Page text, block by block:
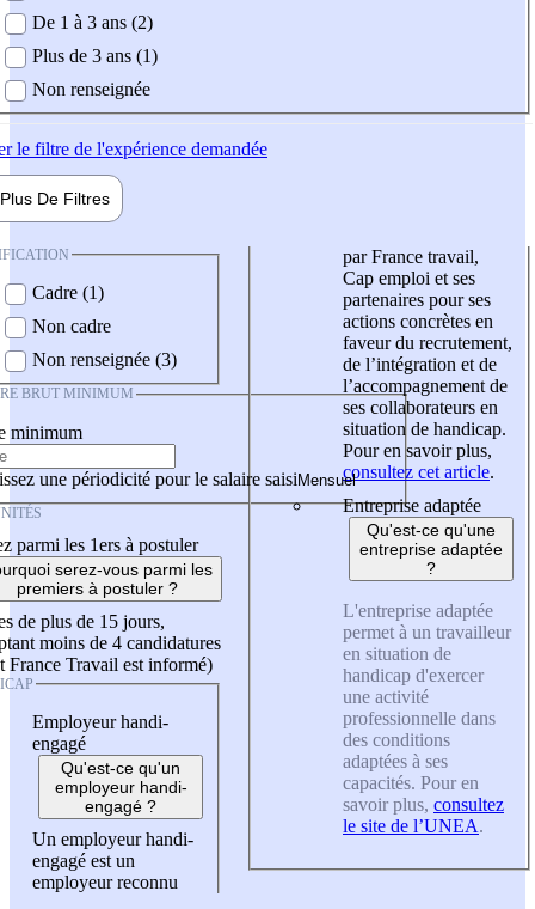
De 1 à 3 ans (2)
Plus de 3 ans (1)
Non renseignée
le filtre de l'expérience demandée
Plus De Filtres
Cadre (1)
Non cadre
Non renseignée (3)
BRUT MINIMUM
minimum
une périodicité pour le salaire saisi
parmi les 1ers à postuler
serez-vous parmi les
premiers à postuler ?
de plus de 15 jours,
moins de 4 candidatures
France Travail est informé)
Employeur handi-
engagé
Qu'est-ce qu'un
employeur handi-
engagé ?
Un employeur handi-
engagé est un
employeur reconnu
par France travail,
Cap emploi et ses
partenaires pour ses
actions concrètes en
faveur du recrutement,
de l’intégration et de
l’accompagnement de
ses collaborateurs en
situation de handicap.
Pour en savoir plus,
consultez cet article.
Entreprise adaptée
Qu'est-ce qu'une
entreprise adaptée
?
L'entreprise adaptée
permet à un travailleur
en situation de
handicap d'exercer
une activité
professionnelle dans
des conditions
adaptées à ses
capacités. Pour en
savoir plus, consultez
le site de l’UNEA.